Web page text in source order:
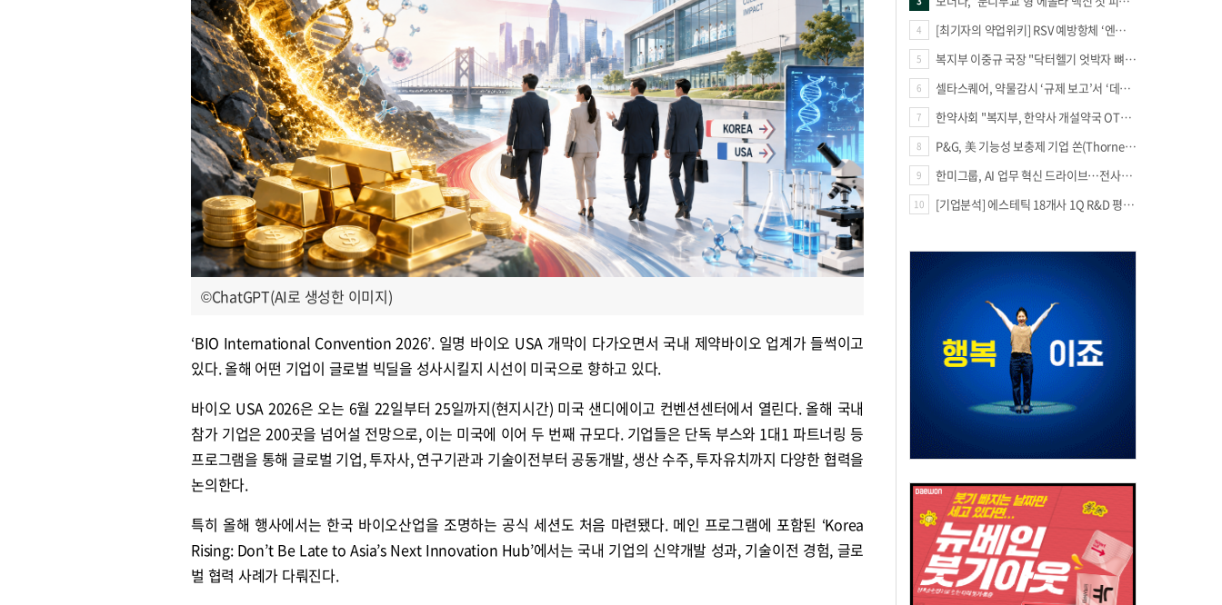
©ChatGPT(AI로 생성한 이미지)
‘BIO International Convention 2026’. 일명 바이오 USA 개막이 다가오면서 국내 제약바이오 업계가 들썩이고
있다. 올해 어떤 기업이 글로벌 빅딜을 성사시킬지 시선이 미국으로 향하고 있다.
바이오 USA 2026은 오는 6월 22일부터 25일까지(현지시간) 미국 샌디에이고 컨벤션센터에서 열린다. 올해 국내
참가 기업은 200곳을 넘어설 전망으로, 이는 미국에 이어 두 번째 규모다. 기업들은 단독 부스와 1대1 파트너링 등
프로그램을 통해 글로벌 기업, 투자사, 연구기관과 기술이전부터 공동개발, 생산 수주, 투자유치까지 다양한 협력을
논의한다.
특히 올해 행사에서는 한국 바이오산업을 조명하는 공식 세션도 처음 마련됐다. 메인 프로그램에 포함된 ‘Korea
Rising: Don’t Be Late to Asia’s Next Innovation Hub’에서는 국내 기업의 신약개발 성과, 기술이전 경험, 글로
벌 협력 사례가 다뤄진다.
4 [최기자의 약업위키] RSV 예방항체 ‘엔플론시아’
5 복지부 이중규 국장 "닥터헬기 엇박자 뼈아파… 외상체계 전면 재정립"
6 셀타스퀘어, 약물감시 ‘규제 보고’서 ‘데이터 의사결정’으로 "PVX 전환 요구 커진다"
7 한약사회 "복지부, 한약사 개설약국 OTC 공급 방해 더는 방관 말아야"
8 P&G, 美 기능성 보충제 기업 쏜(Thorne) 인수
9 한미그룹, AI 업무 혁신 드라이브…전사적 AI 활용 문화 구축
10 [기업분석] 에스테틱 18개사 1Q R&D 평균 69억…3.8%↑